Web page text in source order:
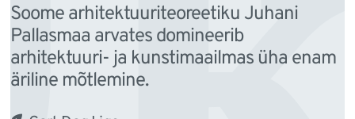
Soome arhitektuuriteoreetiku Juhani
Pallasmaa arvates domineerib
arhitektuuri- ja kunstimaailmas üha enam
äriline mõtlemine.